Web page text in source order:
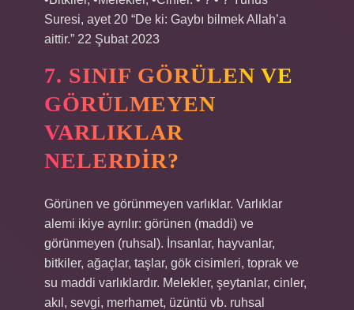
Suresi, ayet 20 “De ki: Gaybı bilmek Allah’a
aittir.” 22 Şubat 2023
7. SINIF GÖRÜLEN VE
GÖRÜLMEYEN
VARLIKLAR
NELERDIR?
Görünen ve görünmeyen varlıklar. Varlıklar
alemi ikiye ayrılır: görünen (maddi) ve
görünmeyen (ruhsal). İnsanlar, hayvanlar,
bitkiler, ağaçlar, taşlar, gök cisimleri, toprak ve
su maddi varlıklardır. Melekler, şeytanlar, cinler,
akıl, sevgi, merhamet, üzüntü vb. ruhsal